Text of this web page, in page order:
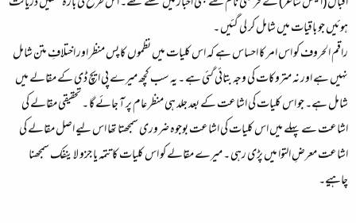
ہوئیں جو باقیات میں شامل کر لی گئیں ۔
راقم الحروف کو اس امر کا احساس ہے کہ اس کلیات میں نظموں کا پس منظر اور اختلافِ متن شامل
نہیں ہے اور نہ متروکات کی وجہ بتائی گئی ہے ۔ یہ سب کچھ میرے پی ایچ ڈی کے مقالے میں
شامل ہے۔ جو اس کلیات کی اشاعت کے بعد جلد ہی منظر عام پر آ جائے گا ۔ تحقیقی مقالے کی
اشاعت سے پہلے میں اس کلیات کی اشاعت بوجوہ ضروری سمجھتا تھا اس لیے اصل مقالے کی
اشاعت معرضِ التوا میں پڑی رہی ۔ میرے مقالے کو اس کلیات کا تتمہ یا جزو لاینفک سمجھنا
چاہیے۔